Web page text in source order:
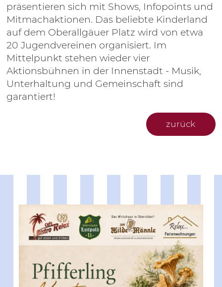
präsentieren sich mit Shows, Infopoints und
Mitmachaktionen. Das beliebte Kinderland
auf dem Oberallgäuer Platz wird von etwa
20 Jugendvereinen organisiert. Im
Mittelpunkt stehen wieder vier
Aktionsbühnen in der Innenstadt - Musik,
Unterhaltung und Gemeinschaft sind
garantiert!
zurück